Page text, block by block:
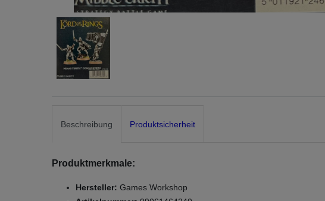
Beschreibung Produktsicherheit
Produktmerkmale:
Hersteller: Games Workshop